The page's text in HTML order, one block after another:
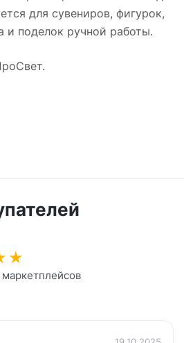
для сувениров, фигурок,
и поделок ручной работы.
★